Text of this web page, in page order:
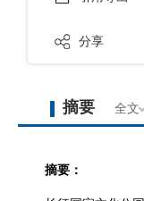
分享
摘要 全文
摘要：